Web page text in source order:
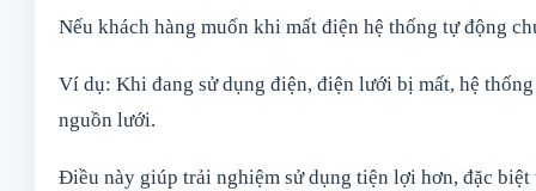
Nếu khách hàng muốn khi mất điện hệ thống tự động
Ví dụ: Khi đang sử dụng điện, điện lưới bị mất, hệ
nguồn lưới.
Điều này giúp trải nghiệm sử dụng tiện lợi hơn, đặc